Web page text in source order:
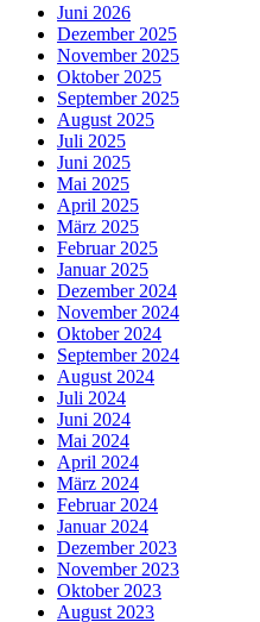
Juni 2026
Dezember 2025
November 2025
Oktober 2025
September 2025
August 2025
Juli 2025
Juni 2025
Mai 2025
April 2025
März 2025
Februar 2025
Januar 2025
Dezember 2024
November 2024
Oktober 2024
September 2024
August 2024
Juli 2024
Juni 2024
Mai 2024
April 2024
März 2024
Februar 2024
Januar 2024
Dezember 2023
November 2023
Oktober 2023
August 2023